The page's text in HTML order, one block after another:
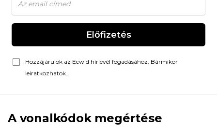
Előfizetés
Hozzájárulok az Ecwid hírlevél fogadásához. Bármikor
leiratkozhatok.
A vonalkódok megértése